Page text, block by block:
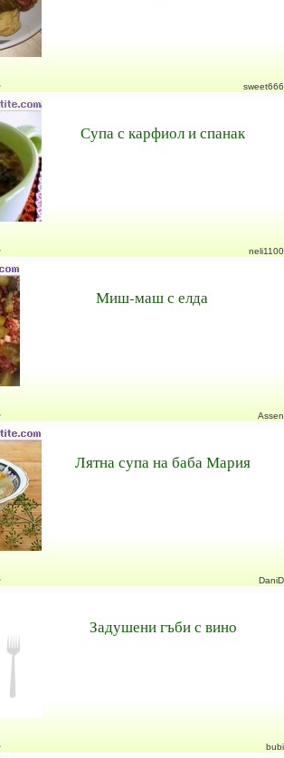
sweet666
Супа с карфиол и спанак
neli1100
Миш-маш с елда
Assen
Лятна супа на баба Мария
DaniD
Задушени гъби с вино
bubi